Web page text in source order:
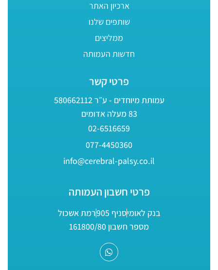
ארכיון האתר
שותפים שלנו
ממליצים
חדשות העמותה
פרטי קשר
עמותת מיוחדים - ע״ר 580662112
83 מעלה אדומים
02-6516659
077-4450360
info@cerebral-palsy.co.il
פרטי חשבון העמותה
בנק לאומיסניף 905
רמת אשכול
מספר חשבון 161800/80